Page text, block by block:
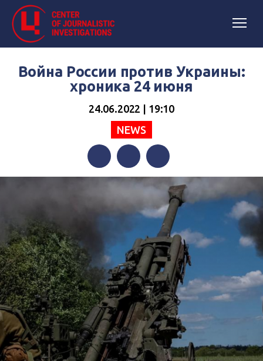
Война России против Украины:
хроника 24 июня
24.06.2022 | 19:10
NEWS
FacebookTwitterTelegram